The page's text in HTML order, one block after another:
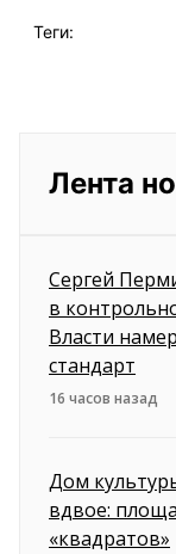
Теги:
Лента
Сергей
в
Власти
стандарт
16 часов назад
Дом
вдвое:
«квадратов»